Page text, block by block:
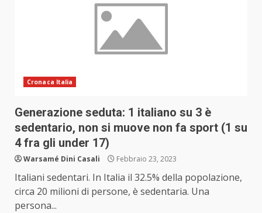
Cronaca Italia
Generazione seduta: 1 italiano su 3 è
sedentario, non si muove non fa sport (1 su
4 fra gli under 17)
Warsamé Dini Casali Febbraio 23, 2023
Italiani sedentari. In Italia il 32.5% della popolazione,
circa 20 milioni di persone, è sedentaria. Una
persona...